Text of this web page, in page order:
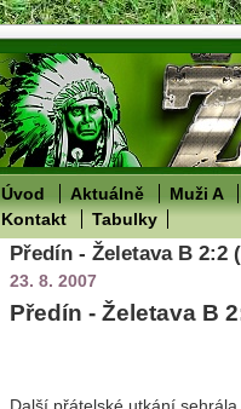
Úvod Aktuálně Muži A
Kontakt
Tabulky
Předín - Želetava B 2:2
23. 8. 2007
Předín - Želetava B